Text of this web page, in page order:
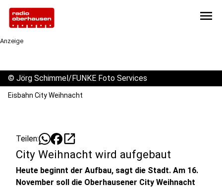
menu
Anzeige
© Jörg Schimmel/FUNKE Foto Services
Eisbahn City Weihnacht
Teilen: open_in_new
City Weihnacht wird aufgebaut
Heute beginnt der Aufbau, sagt die Stadt. Am 16.
November soll die Oberhausener City Weihnacht